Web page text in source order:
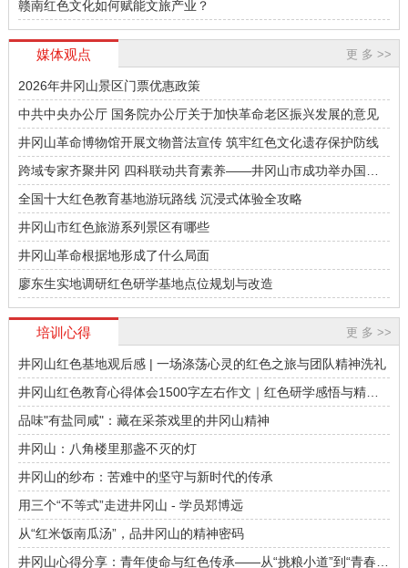
苏区文化建设》、《苏区标语》、《现代
领导哲学思维》、《从政之基》、《履职
汤根姬副教授
2004年至今从事编辑研究工作，曾采访肖
克、江华等老红军及滕代远、张子清等红
军后代，先后在《百年潮》《中国文物
报》《收藏》等报刊发表文章40余篇，著
有《岁月留痕》《红色标尺》多部合著。
30年来积极宣讲井冈山历史、井冈山精
神，为井冈山精神研究会会员，吉安市中
共党史学会会员，井冈山精神报告团成员
之一。
陈胜华教授
陈胜华，中国井冈山干部学院教学科研部
党史教研中心主任，教授，全国干部教育
培训师资库首批入库专家，人力资源和社
会保障部红色教育专家库入库专家，中共
中央组织部表彰的干部学院优秀教师，中
国井冈山干部学院学术委员会委员，中国
井冈山干部学院精品课教师。
赖宏教授
全国红色教育研究会特邀研究员、全国干
部教育培训师资库首批入库专家，人力资
源和社会保障部干部教育培训师资库入库
专家，中组部三所干部学院表彰的优秀教
师，中国井冈山干部学院精品课教师。研
究方向为中共党史与党的建设，主持完成
国家社科基金项目“中央苏区马克思主义中
国化”研究，主持和参与中共中央组织部、
全国红色教育研究会多项重点课题研究工
作。
欧阳慧教授
中国井冈山干部学院教务部教授，研究方
向为党史红色教育和行政管理。初心与使
命：弘扬井冈山精神，坚定理想信念井冈
山斗争史对组织（企业）管理(发展)的若干
启示领导者的个性魅力和权威领导——毛
泽东在井冈山斗争等时期的领导方略
颜清阳教授
赣南红色文化如何赋能文旅产业？
媒体观点 更 多 >>
2026年井冈山景区门票优惠政策
中共中央办公厅 国务院办公厅关于加快革命老区振兴发展的意见
井冈山革命博物馆开展文物普法宣传 筑牢红色文化遗存保护防线
跨域专家齐聚井冈 四科联动共育素养——井冈山市成功举办国家
义务教育质量监测学科教师培训
全国十大红色教育基地游玩路线 沉浸式体验全攻略
井冈山市红色旅游系列景区有哪些
井冈山革命根据地形成了什么局面
廖东生实地调研红色研学基地点位规划与改造
培训心得 更 多 >>
井冈山红色基地观后感 | 一场涤荡心灵的红色之旅与团队精神洗礼
井冈山红色教育心得体会1500字左右作文｜红色研学感悟与精神
洗礼记录
品味"有盐同咸"：藏在采茶戏里的井冈山精神
井冈山：八角楼里那盏不灭的灯
井冈山的纱布：苦难中的坚守与新时代的传承
用三个“不等式”走进井冈山 - 学员郑博远
从“红米饭南瓜汤”，品井冈山的精神密码
井冈山心得分享：青年使命与红色传承——从“挑粮小道”到“青春赛